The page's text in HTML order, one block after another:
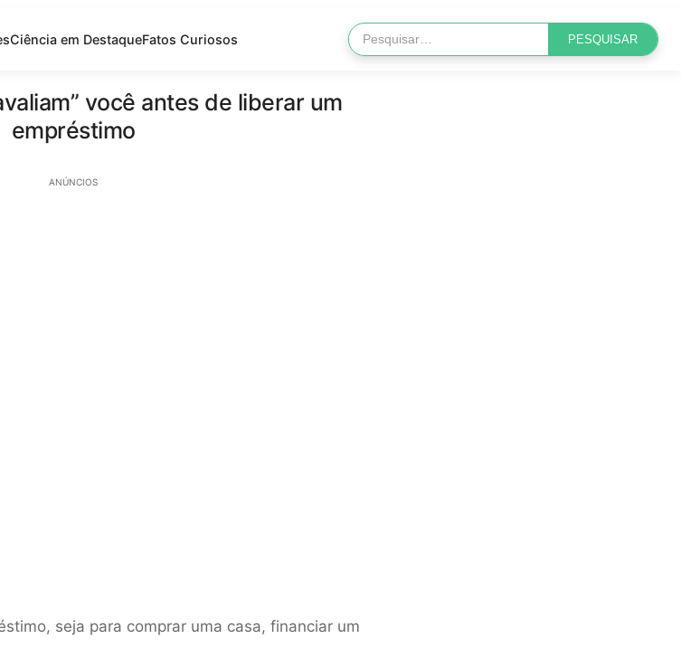
Ciência em DestaqueFatos Curiosos
você antes de liberar um
empréstimo
ANÚNCIOS
seja para comprar uma casa, financiar um